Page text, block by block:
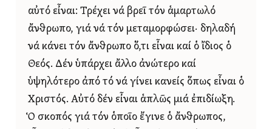
αὐτό εἶναι: Τρέχει νά βρεῖ τόν ἁμαρτωλό
ἄνθρωπο, γιά νά τόν μεταμορφώσει· δηλαδή
νά κάνει τόν ἄνθρωπο ὅ,τι εἶναι καί ὁ ἴδιος ὁ
Θεός. Δέν ὑπάρχει ἄλλο ἀνώτερο καί
ὑψηλότερο ἀπό τό νά γίνει κανείς ὅπως εἶναι ὁ
Χριστός. Αὐτό δέν εἶναι ἁπλῶς μιά ἐπιδίωξη.
Ὁ σκοπός γιά τόν ὁποῖο ἔγινε ὁ ἄνθρωπος,